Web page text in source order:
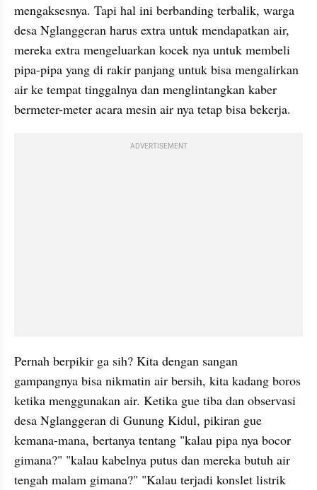
mengaksesnya. Tapi hal ini berbanding terbalik, warga
desa Nglanggeran harus extra untuk mendapatkan air,
mereka extra mengeluarkan kocek nya untuk membeli
pipa-pipa yang di rakir panjang untuk bisa mengalirkan
air ke tempat tinggalnya dan menglintangkan kaber
bermeter-meter acara mesin air nya tetap bisa bekerja.
ADVERTISEMENT
Pernah berpikir ga sih? Kita dengan sangan
gampangnya bisa nikmatin air bersih, kita kadang boros
ketika menggunakan air. Ketika gue tiba dan observasi
desa Nglanggeran di Gunung Kidul, pikiran gue
kemana-mana, bertanya tentang "kalau pipa nya bocor
gimana?" "kalau kabelnya putus dan mereka butuh air
tengah malam gimana?" "Kalau terjadi konslet listrik